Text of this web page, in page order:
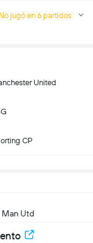
Man Utd
No jugó en 6 partidos
United
CP